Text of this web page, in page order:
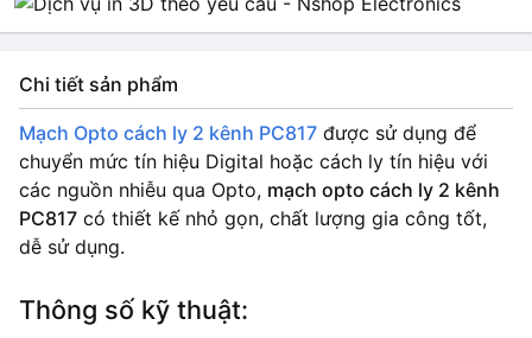
Chi tiết sản phẩm
Mạch Opto cách ly 2 kênh PC817 được sử dụng để
chuyển mức tín hiệu Digital hoặc cách ly tín hiệu với
các nguồn nhiễu qua Opto, mạch opto cách ly 2 kênh
PC817 có thiết kế nhỏ gọn, chất lượng gia công tốt,
dễ sử dụng.
Thông số kỹ thuật: